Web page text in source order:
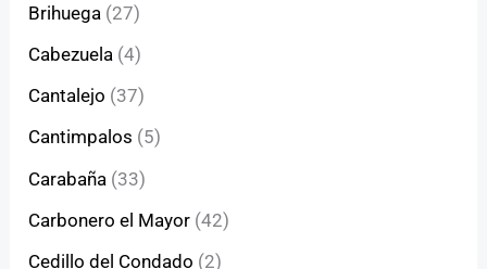
Brihuega (27)
Cabezuela (4)
Cantalejo (37)
Cantimpalos (5)
Carabaña (33)
Carbonero el Mayor (42)
Cedillo del Condado (2)